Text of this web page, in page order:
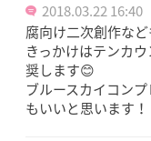
2018.03.22 16:40
腐向け二次創作な
きっかけはテンカ
奨します😊
ブルースカイコン
もいいと思います！